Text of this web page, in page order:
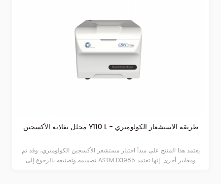
محلل نفاذية الأكسجين Y110 L - طريقة الاستشعار الكولومتري
يعتمد هذا المنتج على مبدأ اختبار مستشعر الأكسجين الكولومتري، وقد تم
تصميمه وتصنيعه بالرجوع إلى ASTM D3985 ومعايير أخرى. إنها تعتمد